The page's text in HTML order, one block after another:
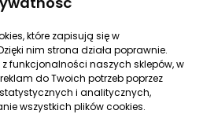
które zapisują się w
nim strona działa poprawnie.
z funkcjonalności naszych sklepów, w
do Twoich potrzeb poprzez
i analitycznych,
wszystkich plików cookies.